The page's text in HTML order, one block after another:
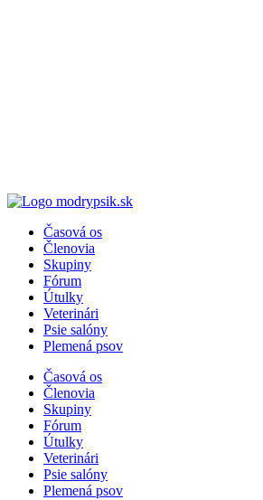
Časová os
Členovia
Skupiny
Fórum
Útulky
Veterinári
Psie salóny
Plemená psov
Časová os
Členovia
Skupiny
Fórum
Útulky
Veterinári
Psie salóny
Plemená psov